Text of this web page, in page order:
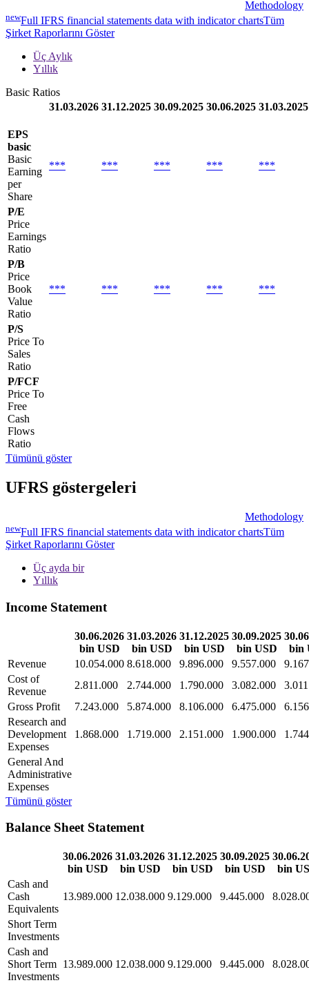
Methodology
newFull IFRS financial statements data with indicator chartsTüm
Şirket Raporlarını Göster
Üç Aylık
Yıllık
Basic Ratios
31.03.2026 31.12.2025 30.09.2025 30.06.2025 31.03.2025
EPS
basic
Basic
Earning
per
Share
*** *** *** *** ***
P/E
Price
Earnings
Ratio
P/B
Price
Book
Value
Ratio
*** *** *** *** ***
P/S
Price To
Sales
Ratio
P/FCF
Price To
Free
Cash
Flows
Ratio
Tümünü göster
UFRS göstergeleri
Methodology
newFull IFRS financial statements data with indicator chartsTüm
Şirket Raporlarını Göster
Üç ayda bir
Yıllık
Income Statement
30.06.2026
bin USD
31.03.2026
bin USD
31.12.2025
bin USD
30.09.2025
bin USD
bin
Revenue
10.054.000 8.618.000 9.896.000 9.557.000
Cost of
Revenue
2.811.000 2.744.000 1.790.000 3.082.000
Gross Profit
7.243.000 5.874.000 8.106.000 6.475.000
Research and
Development
Expenses
1.868.000 1.719.000 2.151.000 1.900.000
General And
Administrative
Expenses
Tümünü göster
Balance Sheet Statement
30.06.2026
bin USD
31.03.2026
bin USD
31.12.2025
bin USD
30.09.2025
bin USD
bin
Cash and
Cash
Equivalents
13.989.000 12.038.000 9.129.000 9.445.000
Short Term
Investments
Cash and
Short Term
Investments
13.989.000 12.038.000 9.129.000 9.445.000